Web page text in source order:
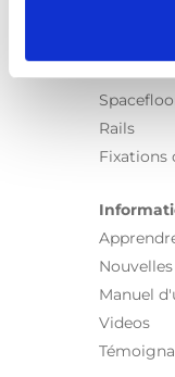
Rails
Fixations
Nouvelles
Manuel
Videos